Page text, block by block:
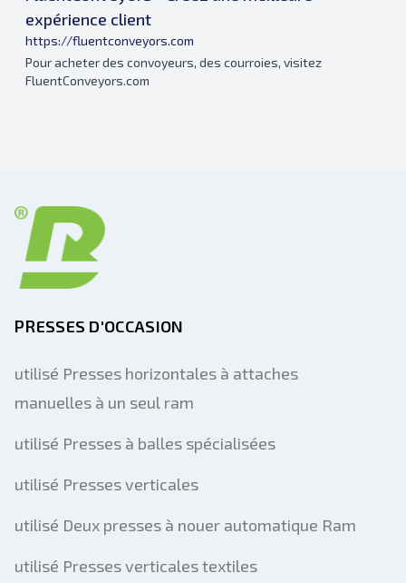
expérience client
https://fluentconveyors.com
Pour acheter des convoyeurs, des courroies, visitez
FluentConveyors.com
PRESSES D'OCCASION
utilisé Presses horizontales à attaches
manuelles à un seul ram
utilisé Presses à balles spécialisées
utilisé Presses verticales
utilisé Deux presses à nouer automatique Ram
utilisé Presses verticales textiles